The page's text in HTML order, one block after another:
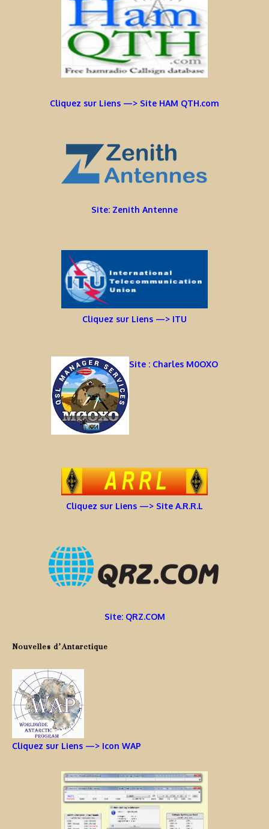
Cliquez sur Liens —> Site HAM QTH.com
Site: Zenith Antenne
Cliquez sur Liens —> ITU
Site : Charles M0OXO
Cliquez sur Liens —> Site A.R.R.L
Site: QRZ.COM
Nouvelles d’Antarctique
Cliquez sur Liens —> Icon WAP